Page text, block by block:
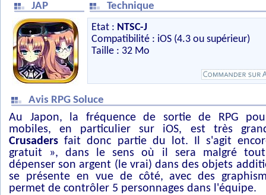
JAP
Technique
Etat : NTSC-J
Compatibilité : iOS (4.3 ou supérieur)
Taille : 32 Mo
Avis RPG Soluce
Au Japon, la fréquence de sortie de RPG
mobiles, en particulier sur iOS, est très
Crusaders fait donc partie du lot. Il s'agit
gratuit », dans le sens où il sera malgré
dépenser son argent (le vrai) dans des objets
se présente en vue de côté, avec des
permet de contrôler 5 personnages dans l'équipe.